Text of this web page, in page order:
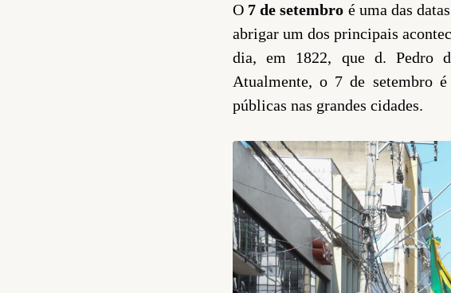
O 7 de setembro é uma das
abrigar um dos principais
dia, em 1822, que d. Pedro
Atualmente, o 7 de setembro
públicas nas grandes cidades.